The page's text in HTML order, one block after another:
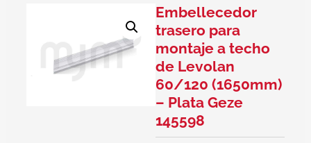
Embellecedor
trasero para
montaje a techo
de Levolan
60/120 (1650mm)
– Plata Geze
145598